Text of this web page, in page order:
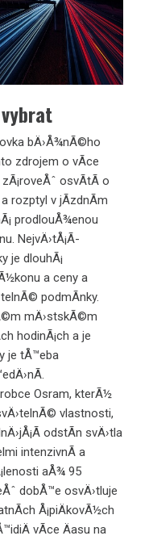
bÄ›Å¾nÃ©ho
zdrojem o vÃ­ce
osvÃ­tÃ­ o
a rozptyl v jÃ­zdnÃ­m
prodlouÅ¾enou
NejvÄ›tÅ¡Ã­
je dlouhÃ¡
a ceny a
podmÃ­nky.
mÄ›stskÃ©m
hodinÃ¡ch a je
je tÅ™eba
Osram, kterÃ½
vlastnosti,
odstÃ­n svÄ›tla
intenzivnÃ­ a
aÅ¾ 95
dobÅ™e osvÄ›tluje
Å¡piÄkovÃ½ch
vÃ­ce Äasu na